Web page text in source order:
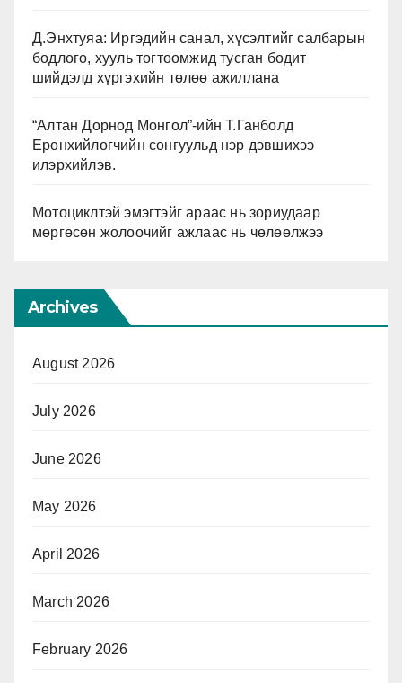
Д.Энхтуяа: Иргэдийн санал, хүсэлтийг салбарын
бодлого, хууль тогтоомжид тусган бодит
шийдэлд хүргэхийн төлөө ажиллана
“Алтан Дорнод Монгол”-ийн Т.Ганболд
Ерөнхийлөгчийн сонгуульд нэр дэвшихээ
илэрхийлэв.
Мотоциклтэй эмэгтэйг араас нь зориудаар
мөргөсөн жолоочийг ажлаас нь чөлөөлжээ
Archives
August 2026
July 2026
June 2026
May 2026
April 2026
March 2026
February 2026